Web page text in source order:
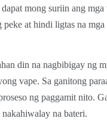
mong suriin ang
peke at hindi ligtas na mga
din na nagbibigay ng
vape. Sa ganitong
ng paggamit nito.
na bateri.